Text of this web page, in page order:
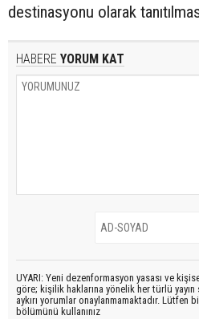
destinasyonu olarak
HABERE YORUM KAT
UYARI: Yeni dezenformasyon yasası ve
göre; kişilik haklarına yönelik her türlü
aykırı yorumlar onaylanmamaktadır. Lütfen
bölümünü kullanınız